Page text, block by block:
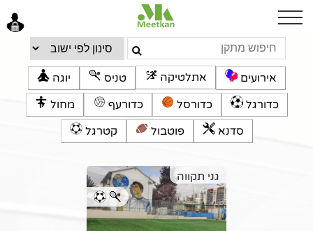
אירועים אתלטיקה טניס
יוגה
כדורגל
כדורסל כדורעף
מחול
סדנא
פוטבול קטרגל
גני תקווה
צהריים טובים
כניסה